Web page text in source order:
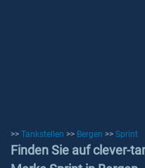
>> Tankstellen >> Bergen >> Sprint
Finden Sie auf clever-